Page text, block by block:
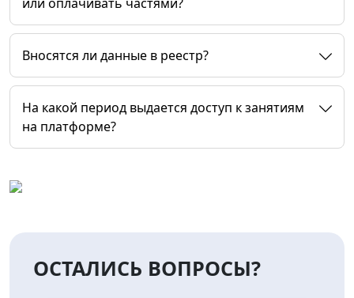
Вносятся ли данные в реестр?
На какой период выдается доступ к занятиям
на платформе?
ОСТАЛИСЬ ВОПРОСЫ?